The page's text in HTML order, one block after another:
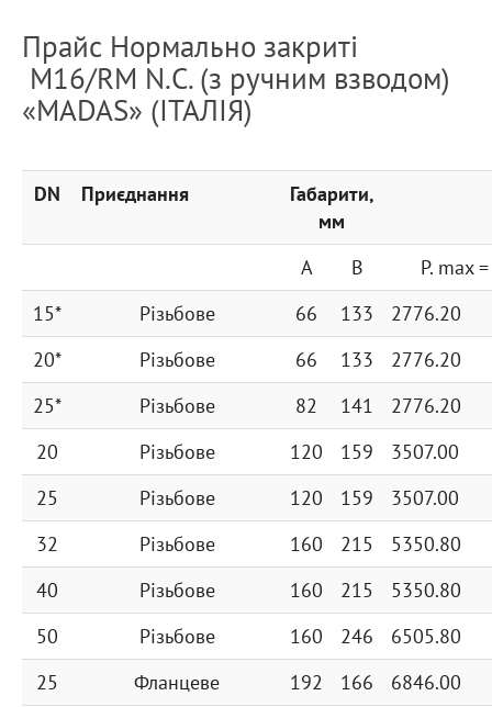
Прайс Нормально закриті
M16/RM N.C. (з ручним взводом)
«MADAS» (ІТАЛІЯ)
DN Приєднання
Габарити,
мм
A
B
P. max
15*
Різьбове 66 133
2776.20
20*
Різьбове 66 133
2776.20
25*
Різьбове 82 141
2776.20
20
Різьбове 120 159
3507.00
25
Різьбове 120 159
3507.00
32
Різьбове 160 215
5350.80
40
Різьбове 160 215
5350.80
50
Різьбове 160 246
6505.80
25
Фланцеве 192 166
6846.00